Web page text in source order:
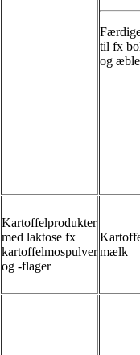
til fx
og
Kartoffelprodukter
med laktose fx
kartoffelmospulver
og -flager
mælk